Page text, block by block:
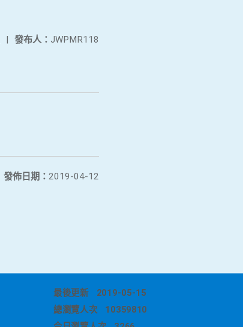
發布人： JWPMR118
|
發佈日期： 2019-04-12
最後更新
2019-05-15
總瀏覽人次
10359810